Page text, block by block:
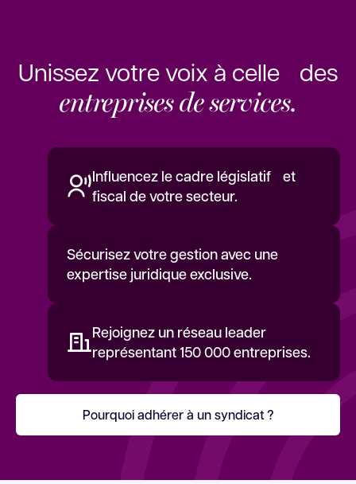
Unissez votre voix à celle des
entreprises de services.
Influencez le cadre législatif et
fiscal de votre secteur.
Sécurisez votre gestion avec une
expertise juridique exclusive.
Rejoignez un réseau leader
représentant 150 000 entreprises.
Pourquoi adhérer à un syndicat ?